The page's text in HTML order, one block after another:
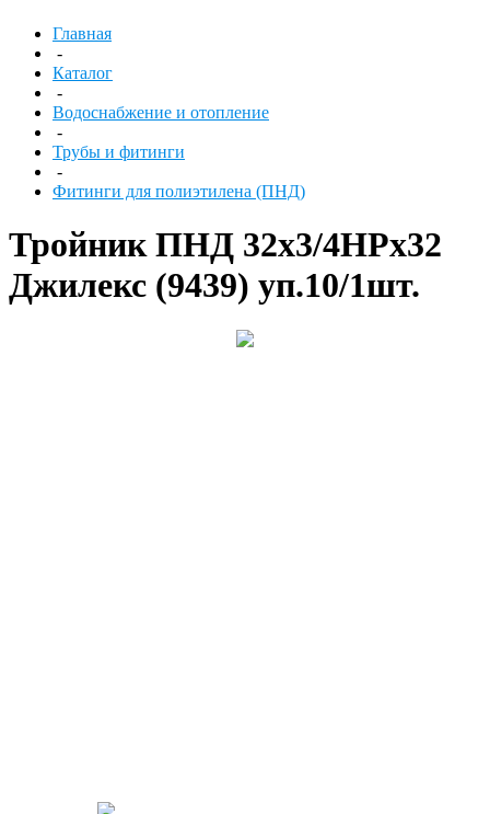
Главная
-
Каталог
-
Водоснабжение и отопление
-
Трубы и фитинги
-
Фитинги для полиэтилена (ПНД)
Тройник ПНД 32х3/4НРх32
Джилекс (9439) уп.10/1шт.